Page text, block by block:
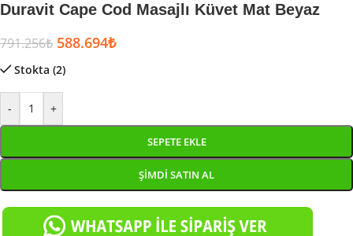
Duravit Cape Cod Masajlı Küvet Mat Beyaz
791.256₺ 588.694₺
Stokta (2)
- +
SEPETE EKLE
ŞIMDI SATIN AL